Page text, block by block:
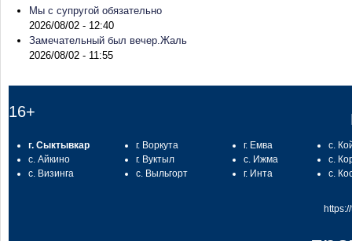
Мы с супругой обязательно
2026/08/02 - 12:40
Замечательный был вечер.Жаль
2026/08/02 - 11:55
16+
г. Сыктывкар
с. Айкино
с. Визинга
г. Воркута
г. Вуктыл
с. Выльгорт
г. Емва
с. Ижма
г. Инта
с.
с.
с.